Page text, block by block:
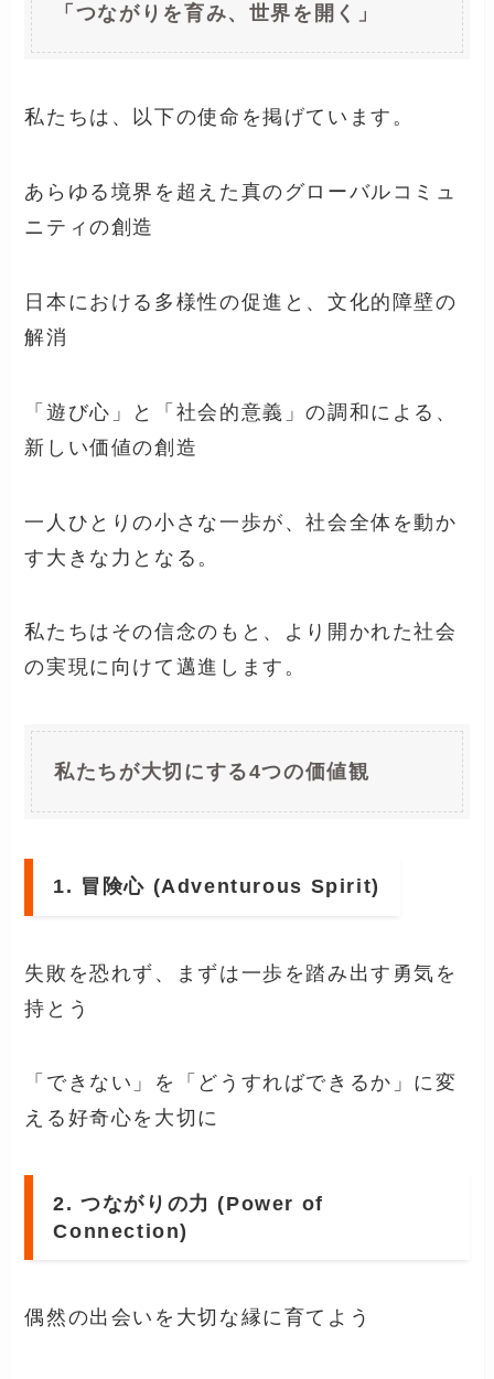
「つながりを育み、世界を開く」
私たちは、以下の使命を掲げています。
あらゆる境界を超えた真のグローバルコミュ
ニティの創造
日本における多様性の促進と、文化的障壁の
解消
「遊び心」と「社会的意義」の調和による、
新しい価値の創造
一人ひとりの小さな一歩が、社会全体を動か
す大きな力となる。
私たちはその信念のもと、より開かれた社会
の実現に向けて邁進します。
私たちが大切にする4つの価値観
1. 冒険心 (Adventurous Spirit)
失敗を恐れず、まずは一歩を踏み出す勇気を
持とう
「できない」を「どうすればできるか」に変
える好奇心を大切に
2. つながりの力 (Power of
Connection)
偶然の出会いを大切な縁に育てよう